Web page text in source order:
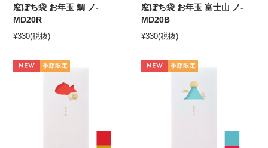
窓ぽち袋 お年玉 鯛 ノ-
MD20R
¥330(税抜)
窓ぽち袋 お年玉 富士山 ノ-
MD20B
¥330(税抜)